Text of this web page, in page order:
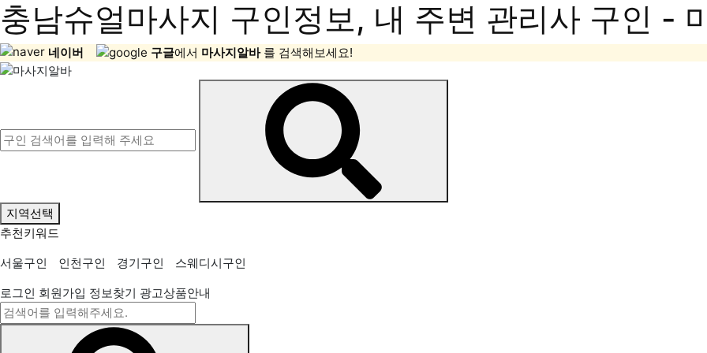
충남슈얼마사지 구인정보, 내 주변 관리사 구인 -
네이버 구글에서 마사지알바 를 검색해보세요!
지역선택
추천키워드
서울구인
인천구인 경기구인
스웨디시구인
로그인 회원가입 정보찾기 광고상품안내